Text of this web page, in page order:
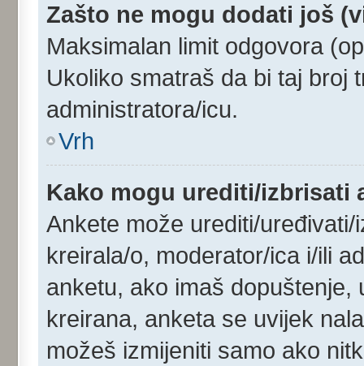
Zašto ne mogu dodati još
Maksimalan limit odgovora
Ukoliko smatraš da bi taj broj
administratora/icu.
Vrh
Kako mogu urediti/izbrisati
Ankete može urediti/
kreirala/o, moderator/ica i/ili
anketu, ako imaš
kreirana, anketa se uvijek
možeš izmijeniti samo ako